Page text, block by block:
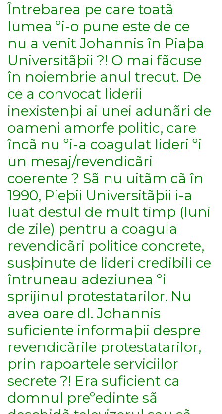
Întrebarea pe care toatã
lumea ºi-o pune este de ce
nu a venit Johannis în Piaþa
Universitãþii ?! O mai fãcuse
în noiembrie anul trecut. De
ce a convocat liderii
inexistenþi ai unei adunãri de
oameni amorfe politic, care
încã nu ºi-a coagulat lideri ºi
un mesaj/revendicãri
coerente ? Sã nu uitãm cã în
1990, Pieþii Universitãþii i-a
luat destul de mult timp (luni
de zile) pentru a coagula
revendicãri politice concrete,
susþinute de lideri credibili ce
întruneau adeziunea ºi
sprijinul protestatarilor. Nu
avea oare dl. Johannis
suficiente informaþii despre
revendicãrile protestatarilor,
prin rapoartele serviciilor
secrete ?! Era suficient ca
domnul preºedinte sã